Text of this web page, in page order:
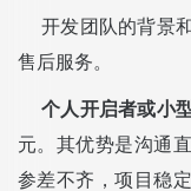
开发团队的背景
售后服务。
个人开启者或小
元。其优势是沟通
参差不齐，项目稳